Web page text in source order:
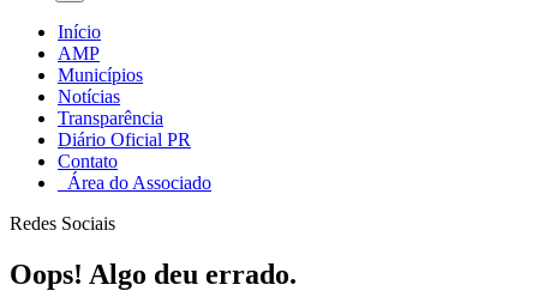
Início
AMP
Municípios
Notícias
Transparência
Diário Oficial PR
Contato
Área do Associado
Redes Sociais
Oops! Algo deu errado.